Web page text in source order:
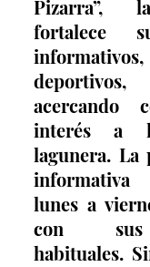
Pizarra”,
fortalece
acercando
interés a
lagunera. La
informativa
lunes a
con sus
habituales.